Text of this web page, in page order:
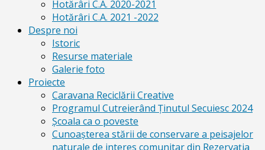
Hotărâri C.A. 2020-2021
Hotărâri C.A. 2021 -2022
Despre noi
Istoric
Resurse materiale
Galerie foto
Proiecte
Caravana Reciclării Creative
Programul Cutreierând Ținutul Secuiesc 2024
Școala ca o poveste
Cunoaşterea stării de conservare a peisajelor
naturale de interes comunitar din Rezervaţia